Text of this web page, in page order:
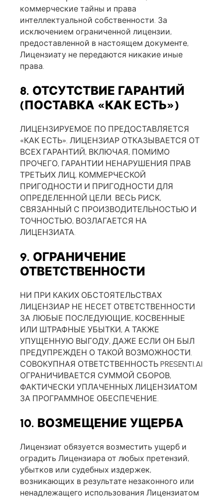
коммерческие тайны и права
интеллектуальной собственности. За
исключением ограниченной лицензии,
предоставленной в настоящем документе,
Лицензиату не передаются никакие иные
права.
8. ОТСУТСТВИЕ ГАРАНТИЙ
(ПОСТАВКА «КАК ЕСТЬ»)
ЛИЦЕНЗИРУЕМОЕ ПО ПРЕДОСТАВЛЯЕТСЯ
«КАК ЕСТЬ». ЛИЦЕНЗИАР ОТКАЗЫВАЕТСЯ ОТ
ВСЕХ ГАРАНТИЙ, ВКЛЮЧАЯ, ПОМИМО
ПРОЧЕГО, ГАРАНТИИ НЕНАРУШЕНИЯ ПРАВ
ТРЕТЬИХ ЛИЦ, КОММЕРЧЕСКОЙ
ПРИГОДНОСТИ И ПРИГОДНОСТИ ДЛЯ
ОПРЕДЕЛЕННОЙ ЦЕЛИ. ВЕСЬ РИСК,
СВЯЗАННЫЙ С ПРОИЗВОДИТЕЛЬНОСТЬЮ И
ТОЧНОСТЬЮ, ВОЗЛАГАЕТСЯ НА
ЛИЦЕНЗИАТА.
9. ОГРАНИЧЕНИЕ
ОТВЕТСТВЕННОСТИ
НИ ПРИ КАКИХ ОБСТОЯТЕЛЬСТВАХ
ЛИЦЕНЗИАР НЕ НЕСЕТ ОТВЕТСТВЕННОСТИ
ЗА ЛЮБЫЕ ПОСЛЕДУЮЩИЕ, КОСВЕННЫЕ
ИЛИ ШТРАФНЫЕ УБЫТКИ, А ТАКЖЕ
УПУЩЕННУЮ ВЫГОДУ, ДАЖЕ ЕСЛИ ОН БЫЛ
ПРЕДУПРЕЖДЕН О ТАКОЙ ВОЗМОЖНОСТИ.
СОВОКУПНАЯ ОТВЕТСТВЕННОСТЬ PRESENTI.AI
ОГРАНИЧИВАЕТСЯ СУММОЙ СБОРОВ,
ФАКТИЧЕСКИ УПЛАЧЕННЫХ ЛИЦЕНЗИАТОМ
ЗА ПРОГРАММНОЕ ОБЕСПЕЧЕНИЕ.
10. ВОЗМЕЩЕНИЕ УЩЕРБА
Лицензиат обязуется возместить ущерб и
оградить Лицензиара от любых претензий,
убытков или судебных издержек,
возникающих в результате незаконного или
ненадлежащего использования Лицензиатом